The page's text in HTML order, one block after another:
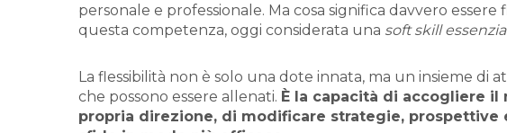
personale e professionale. Ma cosa significa davvero essere
questa competenza, oggi considerata una soft skill
La flessibilità non è solo una dote innata, ma un insieme di
che possono essere allenati. È la capacità di accogliere il
propria direzione, di modificare strategie,